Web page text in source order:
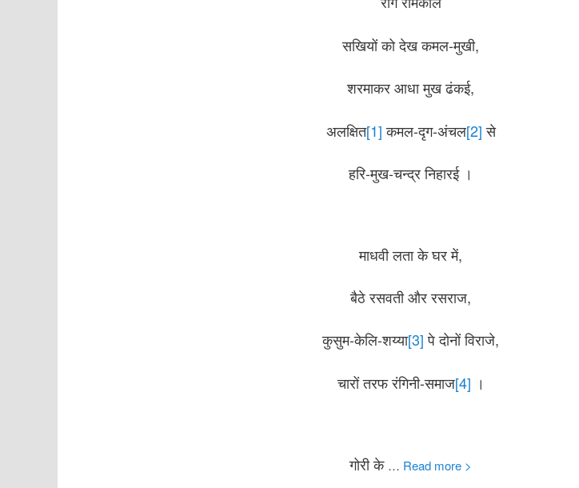
सखियों को देख कमल-मुखी,
शरमाकर आधा मुख ढंकई,
अलक्षित[1]कमल-दृग-अंचल[2]से
हरि-मुख-चन्द्र निहारई ।
माधवी लता के घर में,
बैठे रसवती और रसराज,
कुसुम-केलि-शय्या[3]पे दोनों विराजे,
चारों तरफ रंगिनी-समाज[4] ।
गोरी के … Read more >